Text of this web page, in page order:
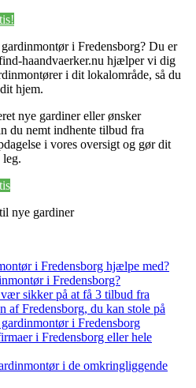
i Fredensborg? Du er
haandvaerker.nu hjælper vi dig
i dit lokalområde, så du
hjem.
nye gardiner eller ønsker
du nemt indhente tilbud fra
i vores oversigt og gør dit
i Fredensborg hjælpe med?
i Fredensborg?
sikker på at få 3 tilbud fra
af Fredensborg, du kan stole på
i Fredensborg
i Fredensborg eller hele
i de omkringliggende